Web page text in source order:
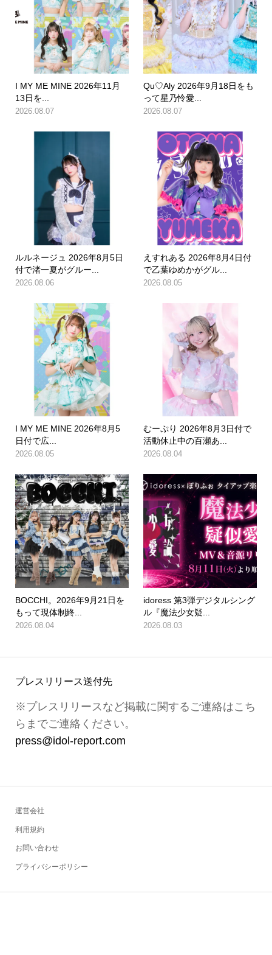
I MY ME MINE 2026年11月
13日を...
2026.08.07
Qu♡Aly 2026年9月18日をも
って星乃怜愛...
2026.08.07
ルルネージュ 2026年8月5日
付で渚一夏がグルー...
2026.08.06
えすれある 2026年8月4日付
で乙葉ゆめかがグル...
2026.08.05
I MY ME MINE 2026年8月5
日付で広...
2026.08.05
むーぷり 2026年8月3日付で
活動休止中の百瀬あ...
2026.08.04
BOCCHI。2026年9月21日を
もって現体制終...
2026.08.04
idoress 第3弾デジタルシング
ル『魔法少女疑...
2026.08.03
プレスリリース送付先
※プレスリリースなど掲載に関するご連絡はこち
らまでご連絡ください。
press@idol-report.com
運営会社
利用規約
お問い合わせ
プライバシーポリシー